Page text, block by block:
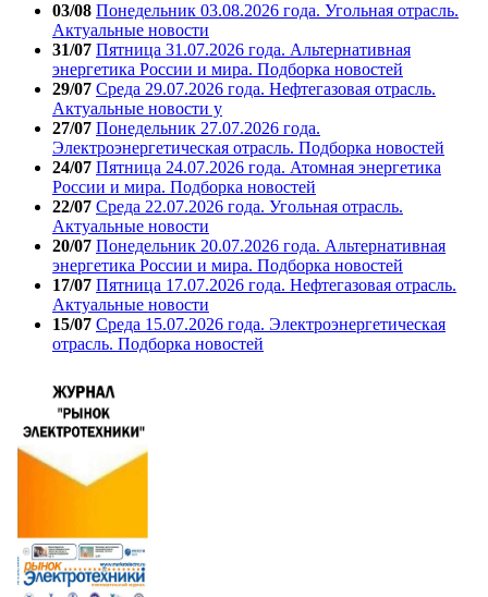
03/08 Понедельник 03.08.2026 года. Угольная отрасль.
Актуальные новости
31/07 Пятница 31.07.2026 года. Альтернативная
энергетика России и мира. Подборка новостей
29/07 Среда 29.07.2026 года. Нефтегазовая отрасль.
Актуальные новости у
27/07 Понедельник 27.07.2026 года.
Электроэнергетическая отрасль. Подборка новостей
24/07 Пятница 24.07.2026 года. Атомная энергетика
России и мира. Подборка новостей
22/07 Среда 22.07.2026 года. Угольная отрасль.
Актуальные новости
20/07 Понедельник 20.07.2026 года. Альтернативная
энергетика России и мира. Подборка новостей
17/07 Пятница 17.07.2026 года. Нефтегазовая отрасль.
Актуальные новости
15/07 Среда 15.07.2026 года. Электроэнергетическая
отрасль. Подборка новостей